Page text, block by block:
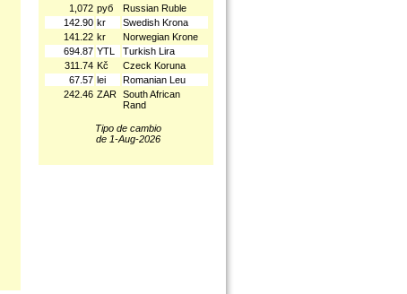
1,072 руб
Russian Ruble
142.90 kr
Swedish Krona
141.22 kr
Norwegian Krone
694.87 YTL
Turkish Lira
311.74 Kč
Czeck Koruna
67.57 lei
Romanian Leu
242.46 ZAR South African
Rand
Tipo de cambio
de 1-Aug-2026